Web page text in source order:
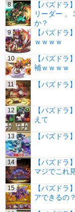
【パズド
リーダー 。
か？
【パズドラ
ｗｗｗｗ
【パズドラ
補ｗｗｗｗ
【パズドラ
【パズドラ
えて
【パズドラ
【パズドラ
マジでこれ
【パズドラ
アできるの？